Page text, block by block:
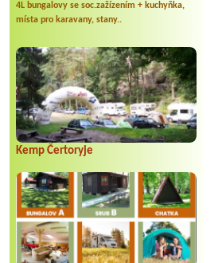
4L bungalovy se soc.zažízením + kuchyňka,
místa pro karavany, stany..
Kemp Čertoryje